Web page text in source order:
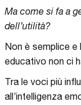
Ma come si fa a
dell’utilità?
Non è semplice
educativo non ci
Tra le voci più
all’intelligenza